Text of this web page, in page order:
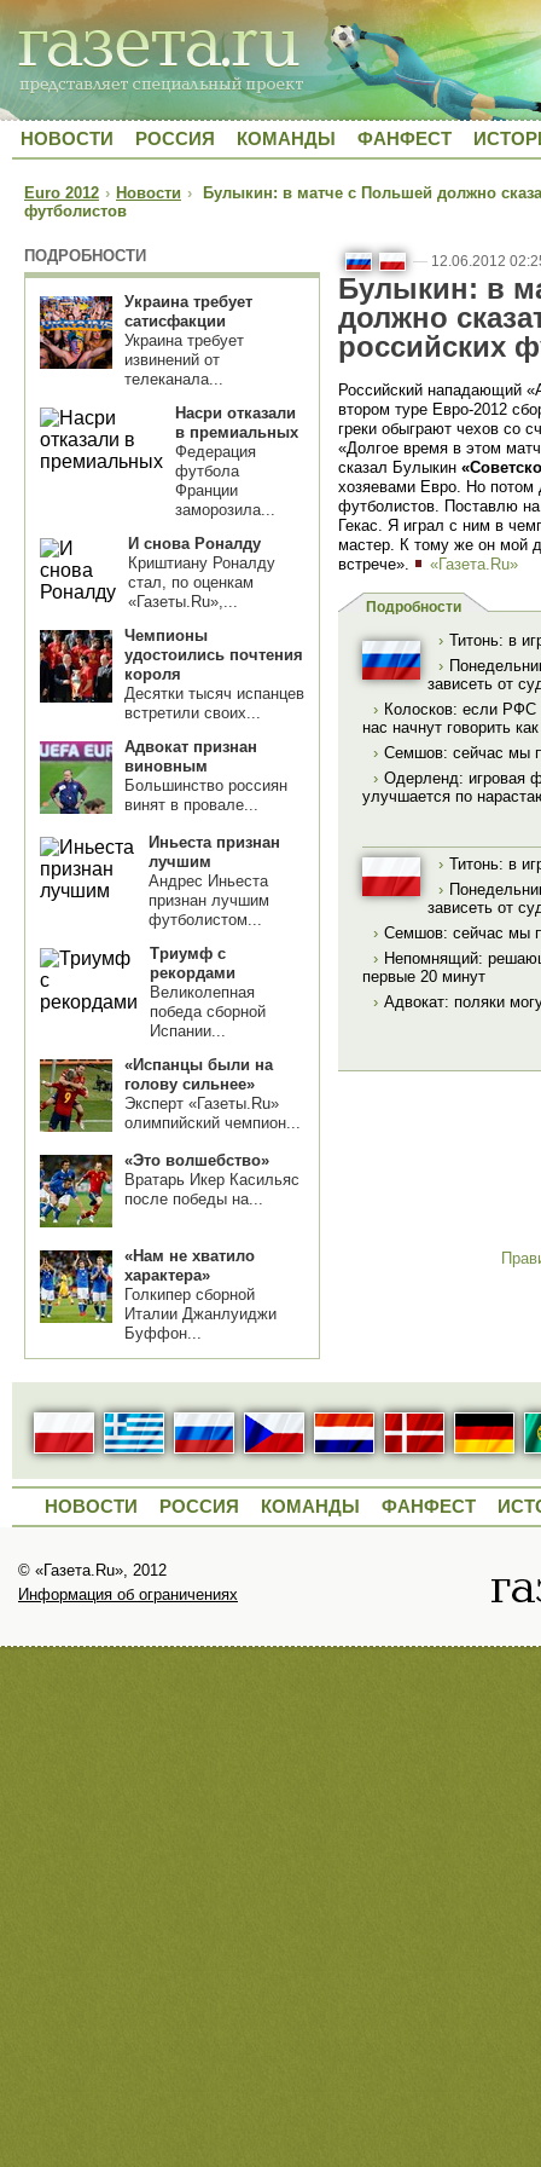
НОВОСТИ РОССИЯ КОМАНДЫ ФАНФЕСТ
Euro 2012 › Новости › Булыкин: в матче с Польшей должно
футболистов
ПОДРОБНОСТИ
Украина требует
сатисфакции
Украина требует
извинений от
телеканала...
Насри отказали
в премиальных
Федерация
футбола
Франции
заморозила...
И снова Роналду
Криштиану Роналду
стал, по оценкам
«Газеты.Ru»,...
Чемпионы
удостоились почтения
короля
Десятки тысяч испанцев
встретили своих...
Адвокат признан
виновным
Большинство россиян
винят в провале...
Иньеста признан
лучшим
Андрес Иньеста
признан лучшим
футболистом...
Триумф с
рекордами
Великолепная
победа сборной
Испании...
«Испанцы были на
голову сильнее»
Эксперт «Газеты.Ru»
олимпийский чемпион...
«Это волшебство»
Вратарь Икер Касильяс
после победы на...
«Нам не хватило
характера»
Голкипер сборной
Италии Джанлуиджи
Буффон...
— 12.06.2012
Булыкин: в
должно
российских
Российский нападающий
втором туре Евро-2012
греки обыграют чехов со
«Долгое время в этом
сказал Булыкин
хозяевами Евро. Но потом
футболистов. Поставлю
Гекас. Я играл с ним в
мастер. К тому же он мой
встрече».
«Газета.Ru»
Подробности
› Титонь: в
›
зависеть от
› Колосков: если РФС
нас начнут говорить
› Семшов: сейчас мы
› Одерленд: игровая
улучшается по
› Титонь: в
›
зависеть от
› Семшов: сейчас мы
› Непомнящий:
первые 20 минут
› Адвокат: поляки
НОВОСТИ РОССИЯ КОМАНДЫ ФАНФЕСТ
© «Газета.Ru», 2012
Информация об ограничениях